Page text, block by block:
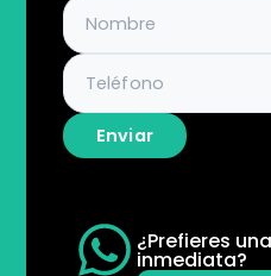
Enviar
¿Prefieres
inmediata?